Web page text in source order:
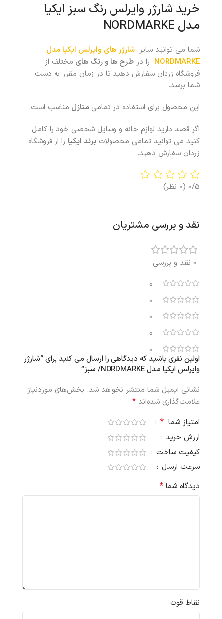
خرید شارژر وایرلس رنگ سبز ایکیا
مدل NORDMARKE
شما می توانید سایر شارژر های وایرلس ایکیا مدل
NORDMARKE را در طرح ها و رنگ های مختلف از
فروشگاه زردان سفارش دهید تا در زمان مقرر به دست
شما برسد.
این محصول برای استفاده در تمامی منازل مناسب است.
اگر قصد دارید لوازم خانه و وسایل شخصی خود را کامل
کنید می توانید تمامی محصولات برند ایکیا را از فروشگاه
زردان سفارش دهید.
0/5 (0 نظر)
نقد و بررسی مشتریان
0 نقد و بررسی
0
0
0
0
0
اولین نفری باشید که دیدگاهی را ارسال می کنید برای “شارژر
وایرلس ایکیا مدل NORDMARKE/ سبز”
نشانی ایمیل شما منتشر نخواهد شد. بخش‌های موردنیاز
علامت‌گذاری شده‌اند *
امتیاز شما *
ارزش خرید
کیفیت ساخت
سرعت ارسال
دیدگاه شما *
نقاط قوت